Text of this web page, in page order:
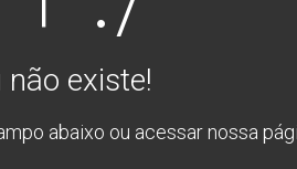
existe!
abaixo ou acessar nossa